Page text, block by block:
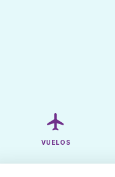
VUELOS